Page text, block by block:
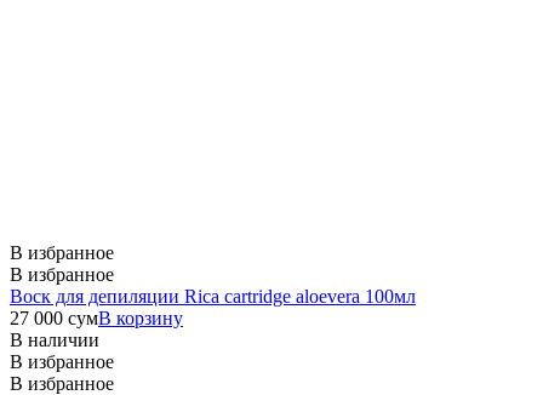
В избранное
В избранное
Воск для депиляции Rica cartridge aloevera 100мл
27 000 сумВ корзину
В наличии
В избранное
В избранное